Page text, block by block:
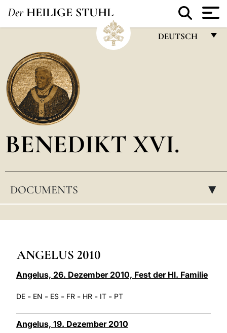
Der HEILIGE STUHL
DEUTSCH
ESPAÑOL
DEUTSCH
POLSKI
BENEDIKT XVI.
DOCUMENTS ▸
ANGELUS 2010
Angelus, 26. Dezember 2010, Fest der Hl. Familie
DE - EN - ES - FR - HR - IT - PT
Angelus, 19. Dezember 2010